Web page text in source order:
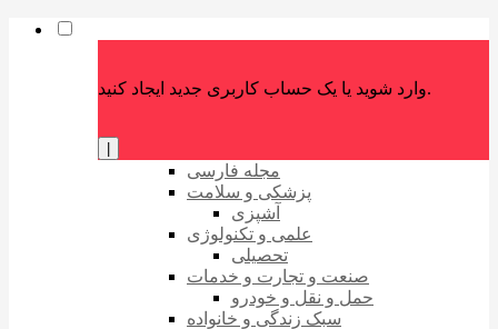
وارد شوید یا یک حساب کاربری جدید ایجاد کنید.
مجله فارسی
پزشکی و سلامت
آشپزی
علمی و تکنولوژی
تحصیلی
صنعت و تجارت و خدمات
حمل و نقل و خودرو
سبک زندگی و خانواده